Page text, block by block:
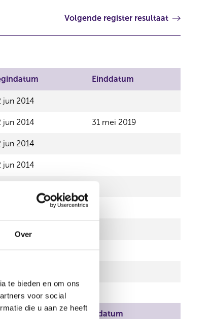
Over
te bieden en om ons
voor social
die u aan ze heeft
Volgende register resultaat
Einddatum
jun 2014
jun 2014 31 mei 2019
jun 2014
jun 2014
jun 2014
jun 2014
Einddatum